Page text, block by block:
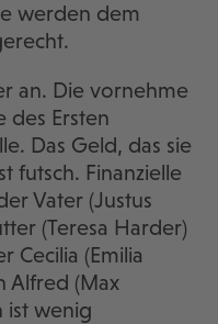
werden dem
an. Die vornehme
des Ersten
Das Geld, das sie
futsch. Finanzielle
Vater (Justus
(Teresa Harder)
Cecilia (Emilia
Alfred (Max
ist wenig